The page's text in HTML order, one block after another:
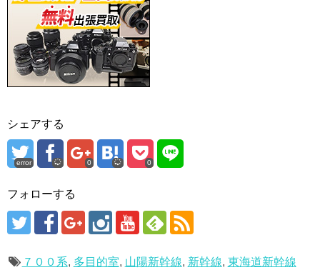
シェアする
error 0 0
フォローする
７００系, 多目的室, 山陽新幹線, 新幹線, 東海道新幹線